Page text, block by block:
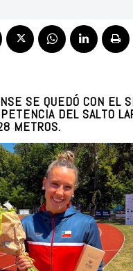
SE QUEDÓ CON EL
DEL SALTO
METROS.